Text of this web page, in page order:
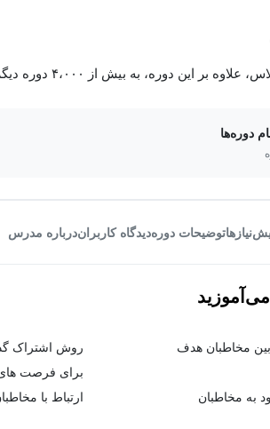
دوره، به بیش از ۴،۰۰۰ دوره دیگر دسترسی خواهید داشت.
دوره‌ها
توضیحات دورهدیدگاه کاربراندرباره مدرس
می‌آموزید
بین مخاطبان هدف
روش اشتراک
برای فرصت
به مخاطبان
ارتباط با